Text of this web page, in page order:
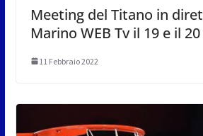
Meeting del Titano in
Marino WEB Tv il 19 e il
11 Febbraio 2022